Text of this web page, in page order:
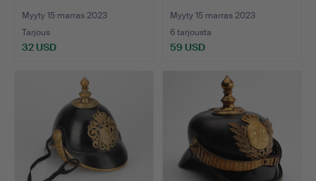
Myyty 15 marras 2023
Tarjous
32 USD
Myyty 15 marras 2023
6 tarjousta
59 USD